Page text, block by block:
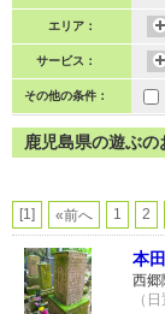
エリア：
サービス：
その他の条件：
鹿児島県の遊ぶ
[1] «前へ 1 2
本
西郷
（